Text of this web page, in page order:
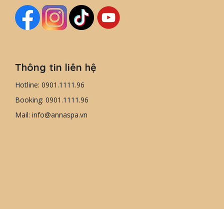
Thông tin liên hệ
Hotline: 0901.1111.96
Booking: 0901.1111.96
Mail: info@annaspa.vn